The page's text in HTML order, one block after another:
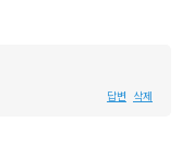
답변 삭제